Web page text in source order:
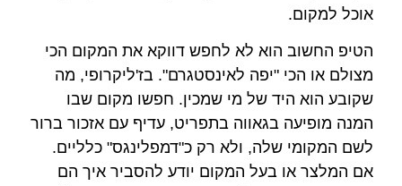
אוכל למקום.
הטיפ החשוב הוא לא לחפש דווקא את המקום הכי
מצולם או הכי "יפה לאינסטגרם". בז'ליקרופי, מה
שקובע הוא היד של מי שמכין. חפשו מקום שבו
המנה מופיעה בגאווה בתפריט, עדיף עם אזכור ברור
לשם המקומי שלה, ולא רק כ"דמפלינגס" כלליים.
אם המלצר או בעל המקום יודע להסביר איך הם